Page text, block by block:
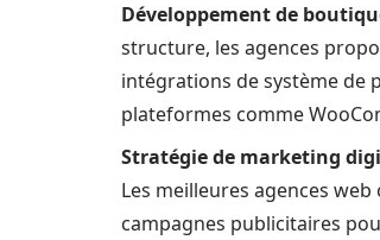
Développement de
structure, les agences
intégrations de système de
plateformes comme
Stratégie de marketing
Les meilleures agences
campagnes publicitaires